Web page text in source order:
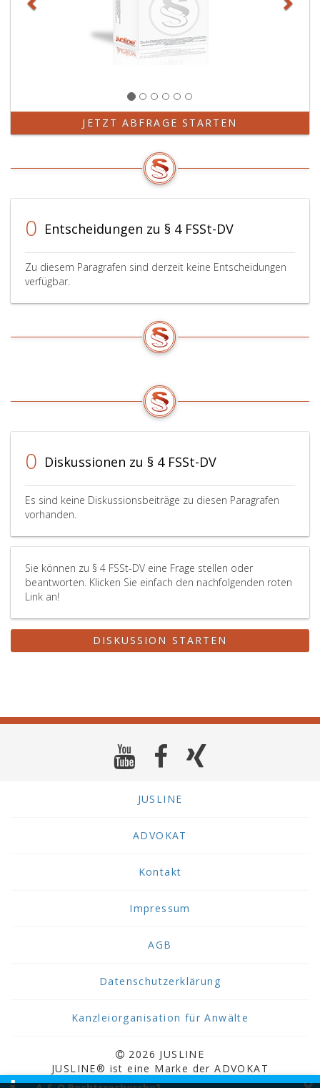
JETZT ABFRAGE STARTEN
0 Entscheidungen zu § 4 FSSt-DV
Zu diesem Paragrafen sind derzeit keine Entscheidungen
verfügbar.
0 Diskussionen zu § 4 FSSt-DV
Es sind keine Diskussionsbeiträge zu diesen Paragrafen
vorhanden.
Sie können zu § 4 FSSt-DV eine Frage stellen oder
beantworten. Klicken Sie einfach den nachfolgenden roten
Link an!
DISKUSSION STARTEN
JUSLINE
ADVOKAT
Kontakt
Impressum
AGB
Datenschutzerklärung
Kanzleiorganisation für Anwälte
2026 JUSLINE
JUSLINE® ist eine Marke der ADVOKAT
Unternehmensberatung Greiter & Greiter GmbH.